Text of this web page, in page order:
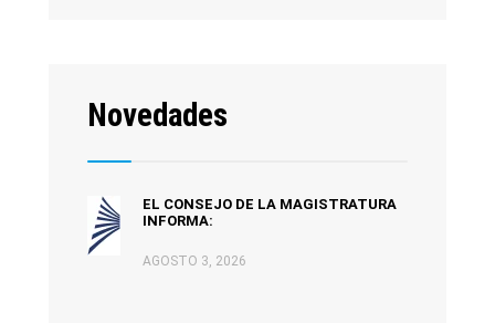
Novedades
EL CONSEJO DE LA MAGISTRATURA
INFORMA:
AGOSTO 3, 2026